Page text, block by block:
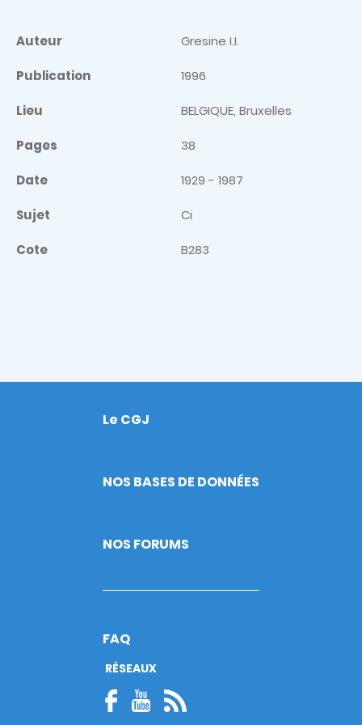
Auteur Gresine I.I.
Publication 1996
Lieu BELGIQUE, Bruxelles
Pages 38
Date 1929 - 1987
Sujet Ci
Cote B283
Footer
Le CGJ
NOS BASES DE DONNÉES
NOS FORUMS
FAQ
RÉSEAUX